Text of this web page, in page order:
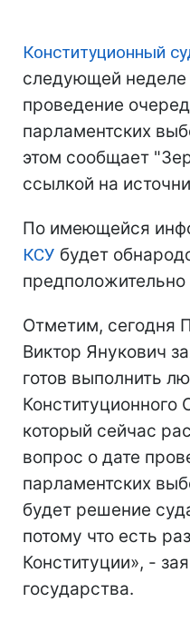
Конституционный
следующей неделе
проведение
парламентских
этом сообщает
ссылкой на
По имеющейся
КСУ будет
Отметим, сегодня
Виктор Янукович
готов выполнить
Конституционного
который сейчас
вопрос о дате
парламентских
будет решение
потому что есть
Конституции», -
государства.